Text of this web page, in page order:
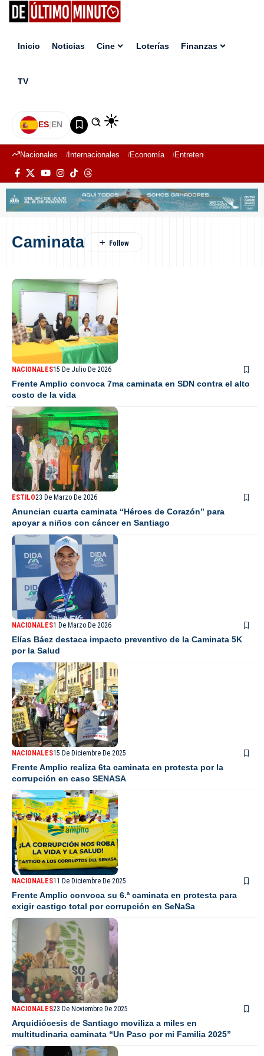
Inicio Noticias Cine Loterías Finanzas
TV
ES|EN
Nacionales Internacionales Economía Entretenimiento
Caminata
NACIONALES15 De Julio De 2026
Frente Amplio convoca 7ma caminata en SDN contra el alto
costo de la vida
ESTILO23 De Marzo De 2026
Anuncian cuarta caminata “Héroes de Corazón” para
apoyar a niños con cáncer en Santiago
NACIONALES1 De Marzo De 2026
Elías Báez destaca impacto preventivo de la Caminata 5K
por la Salud
NACIONALES15 De Diciembre De 2025
Frente Amplio realiza 6ta caminata en protesta por la
corrupción en caso SENASA
NACIONALES11 De Diciembre De 2025
Frente Amplio convoca su 6.ª caminata en protesta para
exigir castigo total por corrupción en SeNaSa
NACIONALES23 De Noviembre De 2025
Arquidiócesis de Santiago moviliza a miles en
multitudinaria caminata “Un Paso por mi Familia 2025”